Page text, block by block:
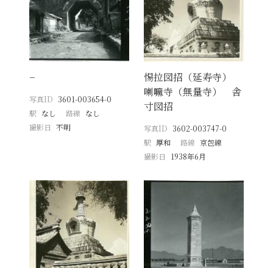
−
写真ID 3601-003654-0
駅 なし 路線 なし
撮影日
不明
惕拉図招（延寿寺）
喇嘛寺（無量寺） 舎
寸図招
写真ID 3602-003747-0
駅 厚和 路線 京包線
撮影日
1938年6月